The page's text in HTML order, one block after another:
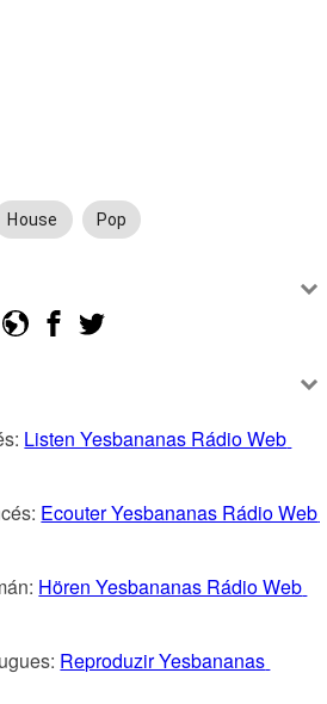
House Pop
Listen Yesbananas Rádio Web
Ecouter Yesbananas Rádio Web
Hören Yesbananas Rádio Web
Reproduzir Yesbananas